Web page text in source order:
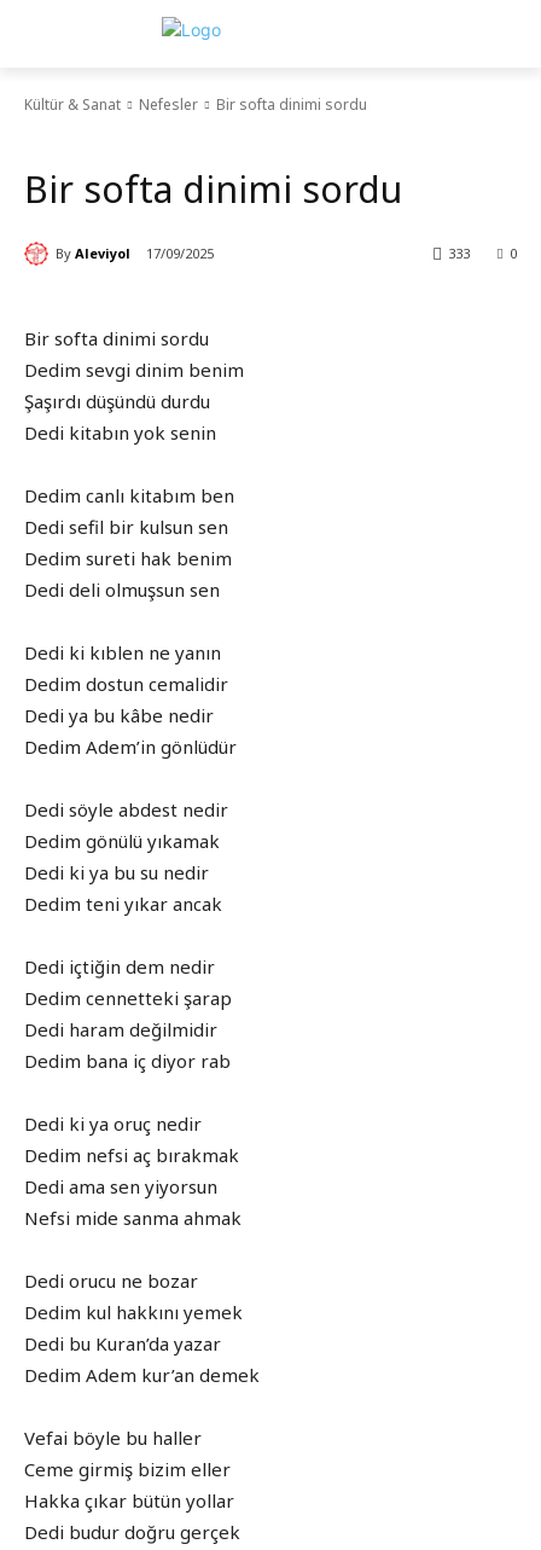
Kültür & Sanat Nefesler Bir softa dinimi sordu
Bir softa dinimi sordu
By Aleviyol 17/09/2025 0
333
Bir softa dinimi sordu
Dedim sevgi dinim benim
Şaşırdı düşündü durdu
Dedi kitabın yok senin
Dedim canlı kitabım ben
Dedi sefil bir kulsun sen
Dedim sureti hak benim
Dedi deli olmuşsun sen
Dedi ki kıblen ne yanın
Dedim dostun cemalidir
Dedi ya bu kâbe nedir
Dedim Adem’in gönlüdür
Dedi söyle abdest nedir
Dedim gönülü yıkamak
Dedi ki ya bu su nedir
Dedim teni yıkar ancak
Dedi içtiğin dem nedir
Dedim cennetteki şarap
Dedi haram değilmidir
Dedim bana iç diyor rab
Dedi ki ya oruç nedir
Dedim nefsi aç bırakmak
Dedi ama sen yiyorsun
Nefsi mide sanma ahmak
Dedi orucu ne bozar
Dedim kul hakkını yemek
Dedi bu Kuran’da yazar
Dedim Adem kur’an demek
Vefai böyle bu haller
Ceme girmiş bizim eller
Hakka çıkar bütün yollar
Dedi budur doğru gerçek